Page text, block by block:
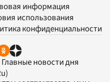
информация
использования
конфиденциальности
Главные новости дня